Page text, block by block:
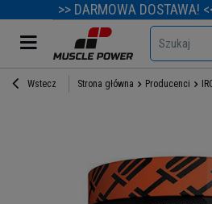
>> DARMOWA DOSTAWA!
Szukaj
Wstecz Strona główna Producenci